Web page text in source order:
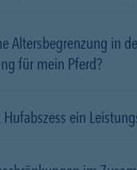
Altersbegrenzung in
für mein Pferd?
ein